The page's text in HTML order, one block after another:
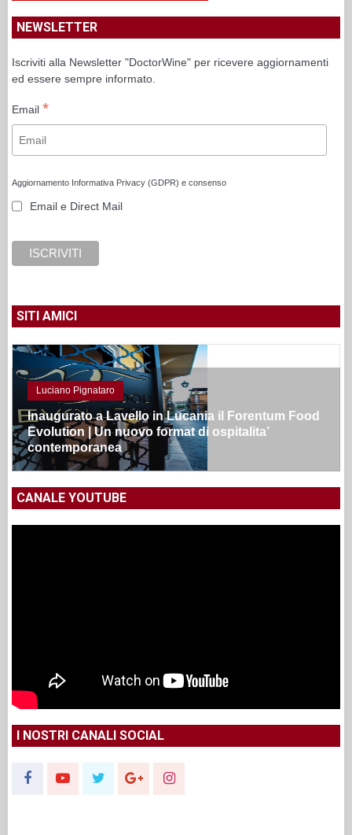
NEWSLETTER
Iscriviti alla Newsletter "DoctorWine" per ricevere aggiornamenti
ed essere sempre informato.
Email *
Aggiornamento Informativa Privacy (GDPR) e consenso
Email e Direct Mail
SITI AMICI
Luciano Pignataro
Inaugurato a Lavello in Lucania il Forentum Food
Evolution | Un nuovo format di ospitalita’
contemporanea
CANALE YOUTUBE
I NOSTRI CANALI SOCIAL